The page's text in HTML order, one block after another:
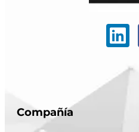
Compañía